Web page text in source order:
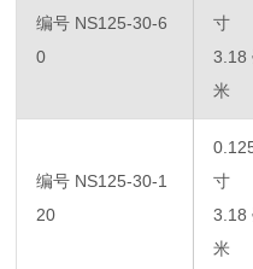
编号 NS125-30-6
0
寸
3.18
米
编号 NS125-30-1
20
寸
3.18
米